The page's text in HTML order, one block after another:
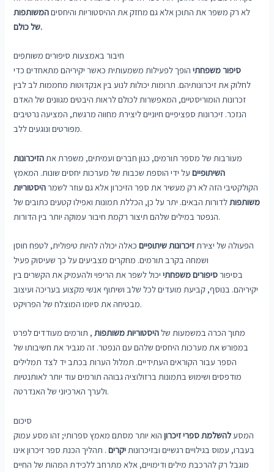
לא רק משפר את התוכן אלא גם מחזק את ההיסטוריות והיחסיםהמשותפות
של כולם.
חיבור באמצעות סיפורים משותפים
סיפור משפחתיהופך לפעילות משמעותית כאשר יקיריהם מתאחדים כדי
לחלוק את זיכרונותיהם. תרומות יכולות לנוע בין אנקדוטות מחממות לב לבין
זכרונות הומוריסטיים, המאפשרות לכולם לראות היבטים מגוונים של האדם
הנזכר. זיכרונות ספציפיים חיוניים ליצירת מחווה מרגשת, המציעה נרטיבים
מפורטים ונוגעים ללב.
מעורבות של מספר תורמים, כגון חברים ועמיתים, משפרת את הזיכרונות
השיתופייםעל ידי הוספת שכבות של מערכות יחסים שונות. המאמץ
הקולקטיבי הזה לא רק מעשיר את ספר הזיכרון אלא גם עוזר לשמרהיסטוריות
משותפותלדורות הבאים. יתר על כן, הכללת תמונות ואפילו קטעים כתובים של
הנפטר במילים שלהם תיצור רקמת חיבור עמוקה יותר בין הדורות.
הפעולה של יצירתזיכרונות שיתופייםכאלה יכולה להיות טיפולית, לטפח חוסן
ושמחה בקרב תורמים. מחקרים מצביעים על כך שעיסוק פעיל
בסיפורסיפורים משפחתייכול לשפר את הריפוי ולהעמיק את הקשרים בין
יקיריהם. בנוסף, קביעת מועדים לכל שלב ושיתוף אנשי מקצוע בעריכה ועיצוב
מבטיחה את סיומו המוצלח של הפרויקט.
מתוך הכרה במשמעות שלהיסטוריות משותפות, תורמים מעודדים לפרט
במפורש את מערכות היחסים שלהם עם הנפטר. זה מגביר את חשיבותו של
הספר עבור הקוראים העתידיים. תמלול הערות בכתב יד לצד תמלילים
מודפסים ושימוש בתמונות ברזולוציה גבוהה תורמים עוד יותר לאותנטיות
ולערך הארכיוני של האנדרטה.
סיכום
המסע להשלמת ספרי זיכרוןהוא יותר מסתם מאמץ ספרותי; זהו מסע עמוק
בעברו, עמוס בגילויים רגשיים ובזיכרונות יקרים. תהליך הכנת ספר זיכרון אינו
מוגבל רק להרכבת מילים ודימויים, אלא מתרחב ללכידת המהות של החיים